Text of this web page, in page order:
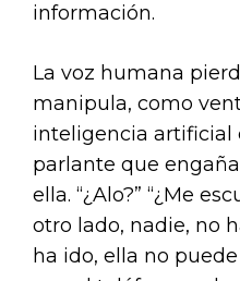
información.
La voz humana
manipula, como
inteligencia artificial
parlante que
ella. “¿Alo?” “¿Me
otro lado, nadie, no
ha ido, ella no